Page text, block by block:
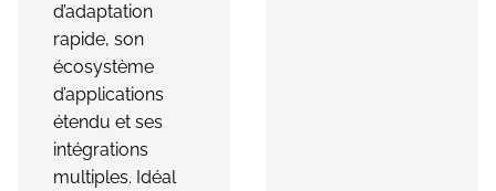
d’adaptation
rapide, son
écosystème
d’applications
étendu et ses
intégrations
multiples. Idéal